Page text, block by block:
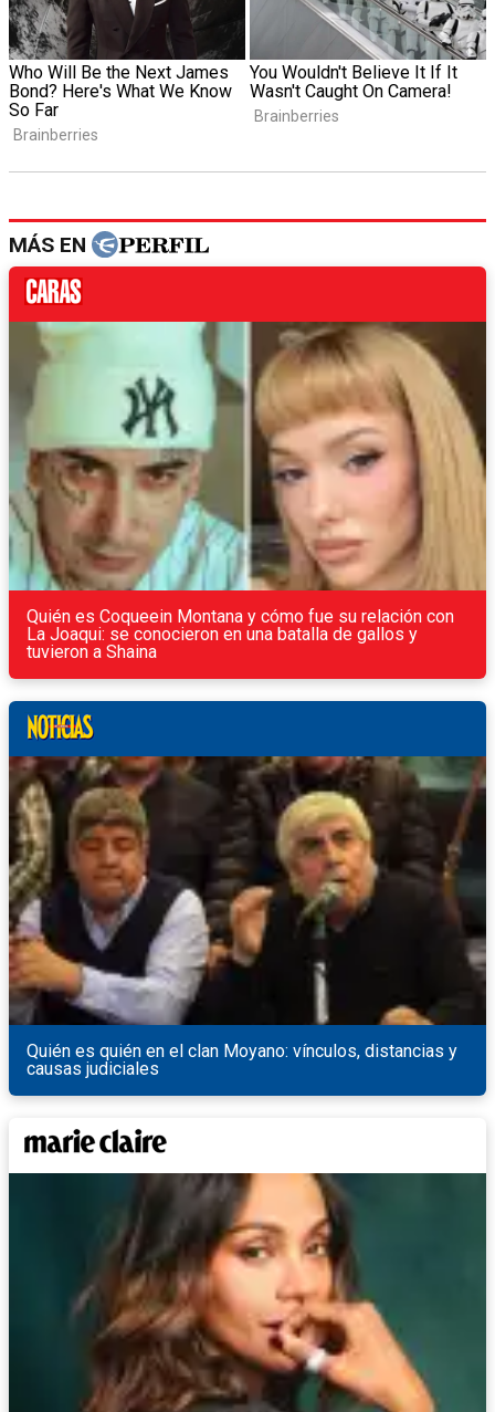
MÁS EN
Quién es Coqueein Montana y cómo fue su relación con
La Joaqui: se conocieron en una batalla de gallos y
tuvieron a Shaina
Quién es quién en el clan Moyano: vínculos, distancias y
causas judiciales